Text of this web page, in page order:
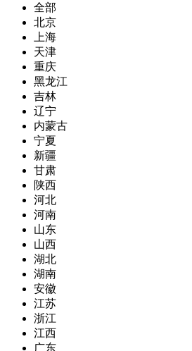
全部
北京
上海
天津
重庆
黑龙江
吉林
辽宁
内蒙古
宁夏
新疆
甘肃
陕西
河北
河南
山东
山西
湖北
湖南
安徽
江苏
浙江
江西
广东